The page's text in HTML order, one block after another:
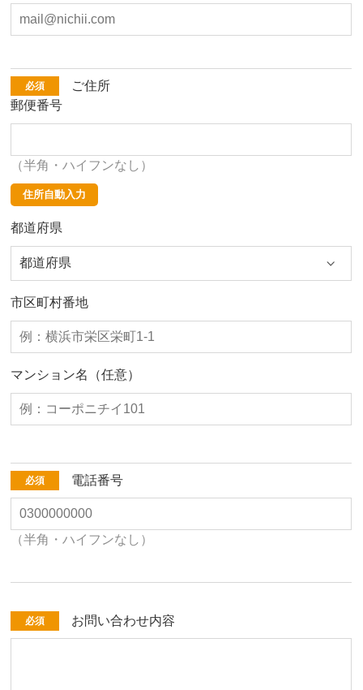
必須
ご住所
郵便番号
（半角・ハイフンなし）
都道府県
市区町村番地
マンション名（任意）
必須 電話番号
（半角・ハイフンなし）
必須 お問い合わせ内容